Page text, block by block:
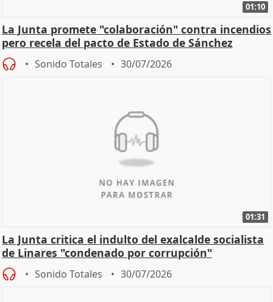
01:10
La Junta promete "colaboración" contra incendios
pero recela del pacto de Estado de Sánchez
Sonido Totales 30/07/2026
01:31
La Junta critica el indulto del exalcalde socialista
de Linares "condenado por corrupción"
Sonido Totales 30/07/2026